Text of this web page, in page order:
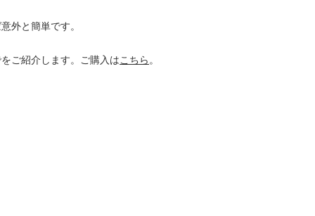
外と簡単です。
ご紹介します。ご購入はこちら。